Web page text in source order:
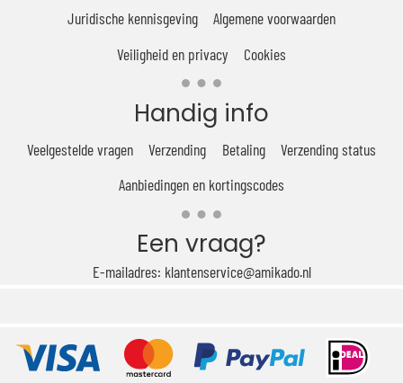
Juridische kennisgeving
Algemene voorwaarden
Veiligheid en privacy
Cookies
Handig info
Veelgestelde vragen Verzending Betaling
Verzending status
Aanbiedingen en kortingscodes
Een vraag?
E-mailadres: klantenservice@amikado.nl